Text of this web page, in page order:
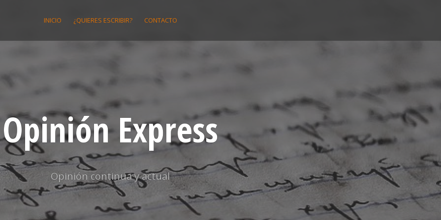
INICIO ¿QUIERES ESCRIBIR? CONTACTO
Opinión Express
Opinión continua y actual